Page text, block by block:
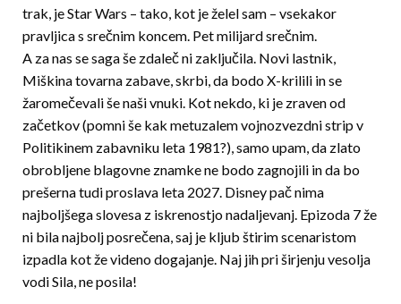
trak, je Star Wars – tako, kot je želel sam – vsekakor
pravljica s srečnim koncem. Pet milijard sreč­nim.
A za nas se saga še zdaleč ni zaključila. Novi lastnik,
Miškina tovarna zabave, skrbi, da bodo X-krilili in se
žaromečevali še naši vnuki. Kot nekdo, ki je zraven od
začetkov (pomni še kak metuzalem vojnozvezdni strip v
Politikinem zabavniku leta 1981?), samo upam, da zlato
obrobljene blagovne znamke ne bodo zagnojili in da bo
prešerna tudi proslava leta 2027. Disney pač nima
najboljšega slovesa z is­kre­nostjo nadaljevanj. Epizoda 7 že
ni bila najbolj posrečena, saj je kljub štirim scenaristom
izpadla kot že videno dogajanje. Naj jih pri širjenju vesolja
vodi Sila, ne posila!